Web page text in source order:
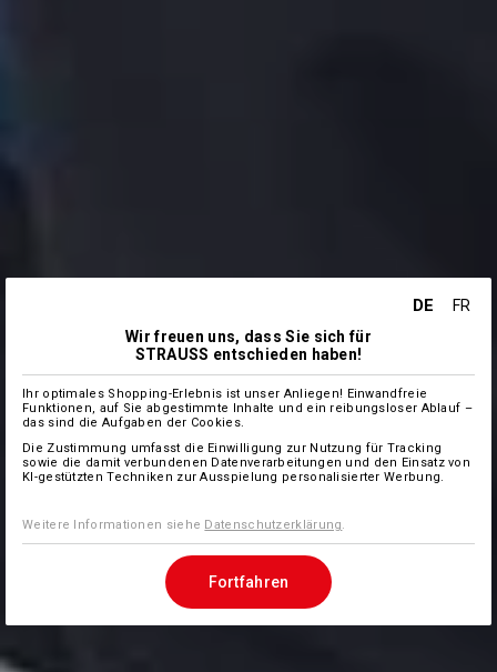
DE
FR
Wir freuen uns, dass Sie sich für
STRAUSS entschieden haben!
Ihr optimales Shopping-Erlebnis ist unser Anliegen! Einwandfreie
Funktionen, auf Sie abgestimmte Inhalte und ein reibungsloser Ablauf –
das sind die Aufgaben der Cookies.
Die Zustimmung umfasst die Einwilligung zur Nutzung für Tracking
sowie die damit verbundenen Datenverarbeitungen und den Einsatz von
KI-gestützten Techniken zur Ausspielung personalisierter Werbung.
Weitere Informationen siehe Datenschutzerklärung.
Fortfahren